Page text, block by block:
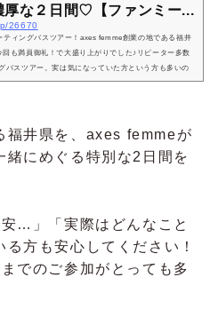
厚な２日間♡【ファンミー...
26670
ィングバスツアー！axes femme創業の地である福井
も満員御礼！で大盛り上がりでした♪リピーター多数
バスツアー。実は気になっていた方という方も多いの
お客様にどうしたら楽しんでもらえるか！？」を考え
福井県を、axes femmeが
緒にめぐる特別な2日間を
安…」「実際はどんなこと
方も安心してください！
でのご参加がとっても多